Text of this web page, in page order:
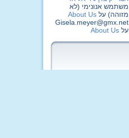
משתמש אנונימי (לא
מזוהה) על About Us
Gisela.meyer@gmx.net
על About Us